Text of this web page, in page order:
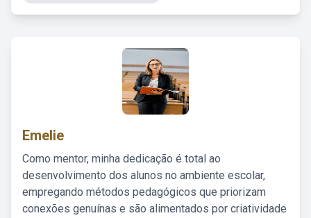
Emelie
Como mentor, minha dedicação é total ao
desenvolvimento dos alunos no ambiente escolar,
empregando métodos pedagógicos que priorizam
conexões genuínas e são alimentados por criatividade